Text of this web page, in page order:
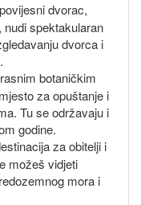
dvorac,
nudi spektakularan
dvorca i
botaničkim
za opuštanje i
Tu se održavaju i
godine.
za obitelji i
možeš vidjeti
mora i